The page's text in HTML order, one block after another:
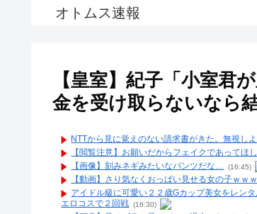
オトムス速報
【皇室】紀子「小室君
金を受け取らないなら
NTTから見に覚えのない請求書がきた。無視し
【閲覧注意】お願いだからフェイクであって
【画像】刻みネギみたいなパンツだな… (16:45)
【動画】さり気なくおっぱい見せる女の子ｗｗ
アイドル級に可愛い２２歳Gカップ美女をレン
エロコスで２回戦 (16:30)